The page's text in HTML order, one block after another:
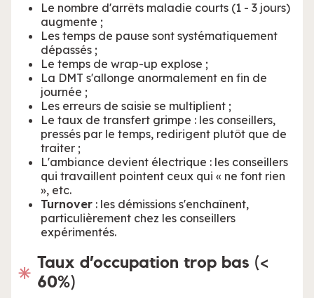
Le nombre d'arrêts maladie courts (1 - 3 jours)
augmente ;
Les temps de pause sont systématiquement
dépassés ;
Le temps de wrap-up explose ;
La DMT s'allonge anormalement en fin de
journée ;
Les erreurs de saisie se multiplient ;
Le taux de transfert grimpe : les conseillers,
pressés par le temps, redirigent plutôt que de
traiter ;
L'ambiance devient électrique : les conseillers
qui travaillent pointent ceux qui « ne font rien
», etc.
Turnover : les démissions s'enchaînent,
particulièrement chez les conseillers
expérimentés.
Taux d’occupation trop bas (<
60%)